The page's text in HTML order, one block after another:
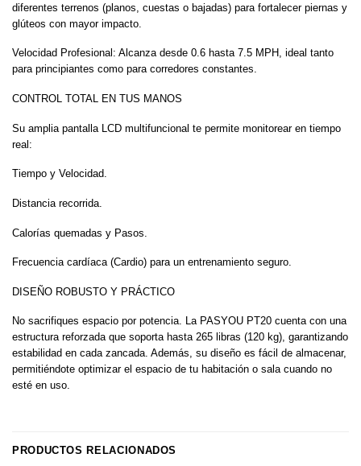
diferentes terrenos (planos, cuestas o bajadas) para fortalecer piernas y
glúteos con mayor impacto.
Velocidad Profesional: Alcanza desde 0.6 hasta 7.5 MPH, ideal tanto
para principiantes como para corredores constantes.
CONTROL TOTAL EN TUS MANOS
Su amplia pantalla LCD multifuncional te permite monitorear en tiempo
real:
Tiempo y Velocidad.
Distancia recorrida.
Calorías quemadas y Pasos.
Frecuencia cardíaca (Cardio) para un entrenamiento seguro.
DISEÑO ROBUSTO Y PRÁCTICO
No sacrifiques espacio por potencia. La PASYOU PT20 cuenta con una
estructura reforzada que soporta hasta 265 libras (120 kg), garantizando
estabilidad en cada zancada. Además, su diseño es fácil de almacenar,
permitiéndote optimizar el espacio de tu habitación o sala cuando no
esté en uso.
PRODUCTOS RELACIONADOS